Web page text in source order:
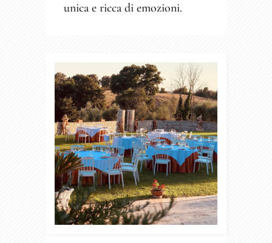
unica e ricca di emozioni.